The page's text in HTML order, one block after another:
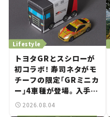
トヨタGRとスシローが
初コラボ！ 寿司ネタがモ
チーフの限定「GRミニカ
ー」4車種が登場。入手方
法は？【クルマとホビー】
Lifestyle
2026.08.04